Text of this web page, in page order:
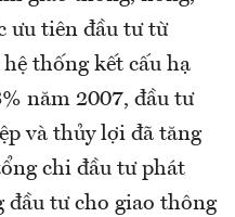
ưu tiên đầu tư từ
thống kết cấu hạ
năm 2007, đầu tư
và thủy lợi đã tăng
chi đầu tư phát
đầu tư cho giao thông